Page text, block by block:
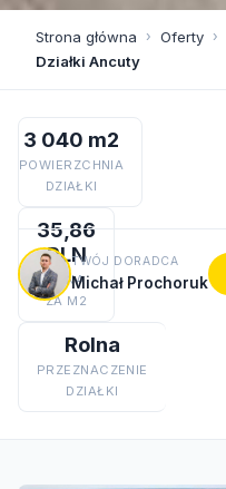
Strona główna › Oferty ›
Działki Ancuty
3 040 m2
POWIERZCHNIA
DZIAŁKI
35,86
PLN
CENA
ZA M2
Rolna
PRZEZNACZENIE
DZIAŁKI
TWÓJ DORADCA
Michał Prochoruk